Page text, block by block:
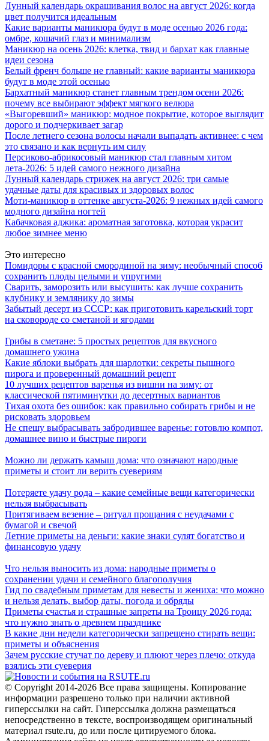
Лунный календарь окрашивания волос на август 2026: когда
цвет получится идеальным
Какие варианты маникюра будут в моде осенью 2026 года:
омбре, кошачий глаз и минимализм
Маникюр на осень 2026: клетка, твид и бархат как главные
идеи сезона
Белый френч больше не главный: какие варианты маникюра
будут в моде этой осенью
Бархатный маникюр станет главным трендом осени 2026:
почему все выбирают эффект мягкого велюра
«Выгоревший» маникюр: модное покрытие, которое выглядит
дорого и подчеркивает загар
После летнего сезона волосы начали выпадать активнее: с чем
это связано и как вернуть им силу
Персиково-абрикосовый маникюр стал главным хитом
лета-2026: 5 идей самого нежного дизайна
Лунный календарь стрижек на август 2026: три самые
удачные даты для красивых и здоровых волос
Моти-маникюр в оттенке августа-2026: 9 нежных идей самого
модного дизайна ногтей
Кабачковая аджика: ароматная заготовка, которая украсит
любое зимнее меню
Это интересно
Помидоры с красной смородиной на зиму: необычный способ
сохранить плоды целыми и упругими
Сварить, заморозить или высушить: как лучше сохранить
клубнику и землянику до зимы
Забытый десерт из СССР: как приготовить карельский торт
на сковороде со сметаной и ягодами
Грибы в сметане: 5 простых рецептов для вкусного
домашнего ужина
Какие яблоки выбрать для шарлотки: секреты пышного
пирога и проверенный домашний рецепт
10 лучших рецептов варенья из вишни на зиму: от
классической пятиминутки до десертных вариантов
Тихая охота без ошибок: как правильно собирать грибы и не
рисковать здоровьем
Не спешу выбрасывать забродившее варенье: готовлю компот,
домашнее вино и быстрые пироги
Можно ли держать камыш дома: что означают народные
приметы и стоит ли верить суевериям
Потеряете удачу рода – какие семейные вещи категорически
нельзя выбрасывать
Притягиваем везение – ритуал прощания с неудачами с
бумагой и свечой
Летние приметы на деньги: какие знаки сулят богатство и
финансовую удачу
Что нельзя выносить из дома: народные приметы о
сохранении удачи и семейного благополучия
Гид по свадебным приметам для невесты и жениха: что можно
и нельзя делать, выбор даты, погода и обряды
Приметы счастья и страшные запреты на Троицу 2026 года:
что нужно знать о древнем празднике
В какие дни недели категорически запрещено стирать вещи:
приметы и объяснения
Зачем русские стучат по дереву и плюют через плечо: откуда
взялись эти суеверия
© Copyright 2014-2026 Все права защищены. Копирование
информации разрешено только при наличии активной
гиперссылки на сайт. Гиперссылка должна размещаться
непосредственно в тексте, воспроизводящем оригинальный
материал rsute.ru, до или после цитируемого блока.